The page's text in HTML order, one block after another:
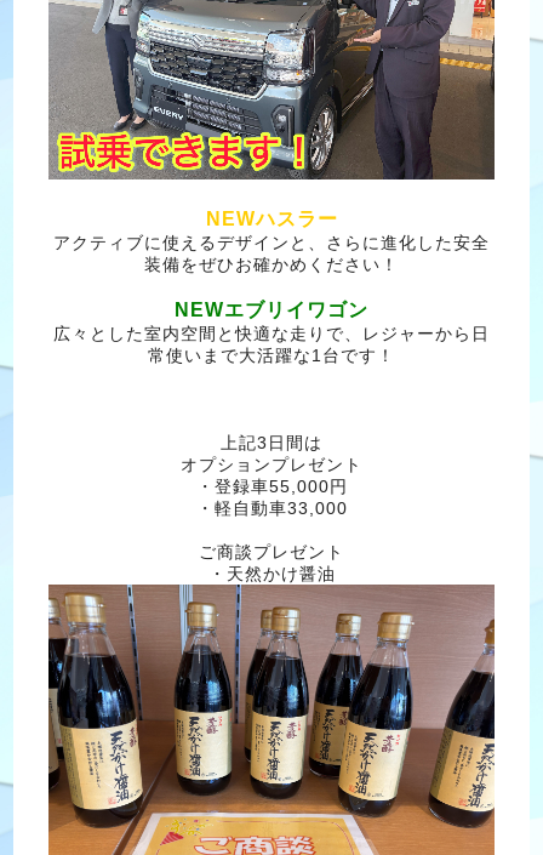
NEWハスラー
アクティブに使えるデザインと、さらに進化した安全
装備をぜひお確かめください！
NEWエブリイワゴン
広々とした室内空間と快適な走りで、レジャーから日
常使いまで大活躍な1台です！
上記3日間は
オプションプレゼント
・登録車55,000円
・軽自動車33,000
ご商談プレゼント
・天然かけ醤油